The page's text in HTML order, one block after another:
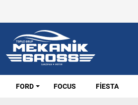
FORD FOCUS FIESTA